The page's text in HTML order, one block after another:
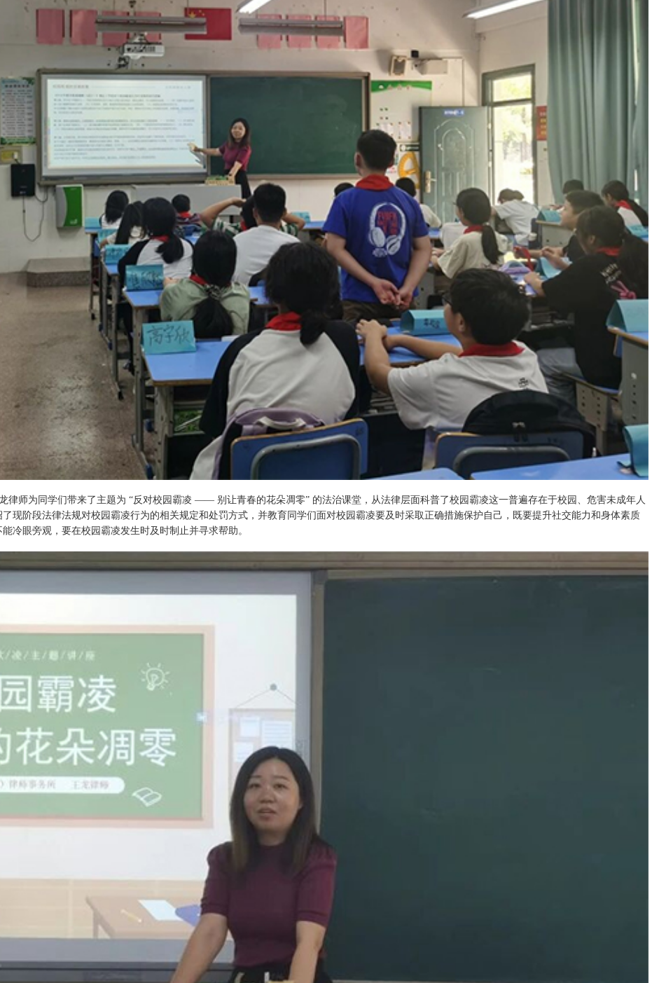
律师为同学们带来了主题为 “反对校园霸凌 —— 别让青春的花朵凋零” 的法治课堂，从法律层面科普了校园霸凌这一普遍存在于校园、危害未成年人
现阶段法律法规对校园霸凌行为的相关规定和处罚方式，并教育同学们面对校园霸凌要及时采取正确措施保护自己，既要提升社交能力和身体素质
冷眼旁观，要在校园霸凌发生时及时制止并寻求帮助。